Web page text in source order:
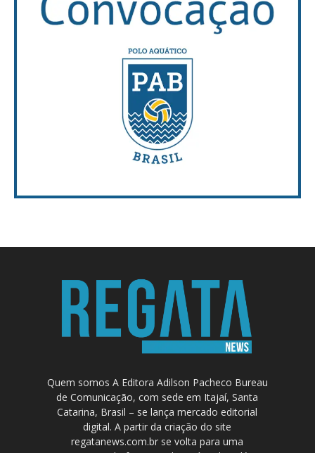
Quem somos A Editora Adilson Pacheco Bureau
de Comunicação, com sede em Itajaí, Santa
Catarina, Brasil – se lança mercado editorial
digital. A partir da criação do site
regatanews.com.br se volta para uma